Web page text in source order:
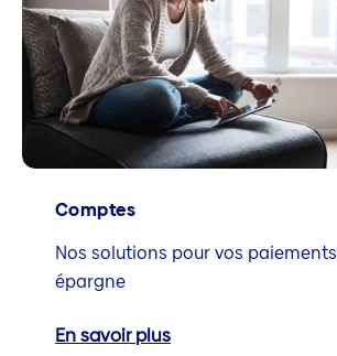
Comptes
Nos solutions pour vos
épargne
En savoir plus